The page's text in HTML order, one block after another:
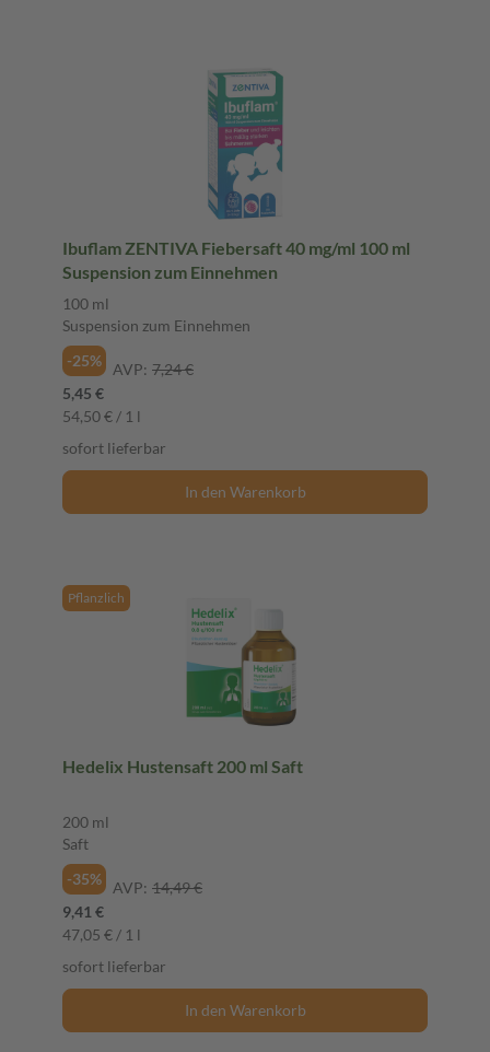
Ibuflam ZENTIVA Fiebersaft 40 mg/ml 100 ml
Suspension zum Einnehmen
100 ml
Suspension zum Einnehmen
-25%
AVP: 7,24 €
5,45 €
54,50 € / 1 l
sofort lieferbar
In den Warenkorb
Pflanzlich
Hedelix Hustensaft 200 ml Saft
200 ml
Saft
-35%
AVP: 14,49 €
9,41 €
47,05 € / 1 l
sofort lieferbar
In den Warenkorb